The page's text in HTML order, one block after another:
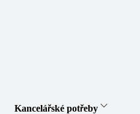
Kancelářské potřeby